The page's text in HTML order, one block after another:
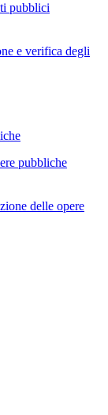
pubblici
e verifica degli
pubbliche
delle opere